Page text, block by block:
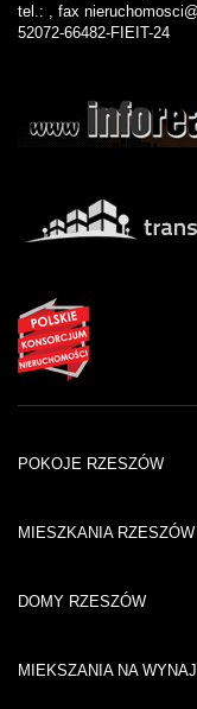
tel.: , fax
52072-66482-FIEIT-24
POKOJE RZESZÓW
MIESZKANIA RZESZÓW
DOMY RZESZÓW
MIEKSZANIA NA